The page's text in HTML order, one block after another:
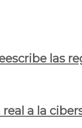
las
a la